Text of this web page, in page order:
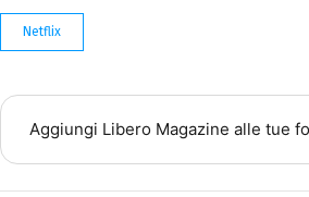
Netflix
Aggiungi Libero Magazine alle tue